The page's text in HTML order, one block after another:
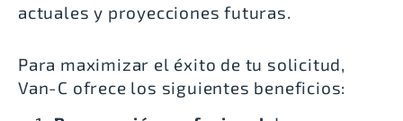
actuales y proyecciones futuras.
Para maximizar el éxito de tu solicitud,
Van-C ofrece los siguientes beneficios: